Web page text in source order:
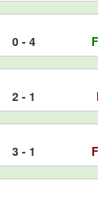
0 - 4
2 - 1
3 - 1